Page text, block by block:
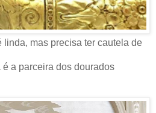
linda, mas precisa ter cautela de
a parceira dos dourados